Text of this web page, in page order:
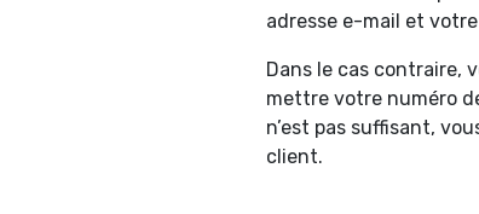
adresse e-mail et
Dans le cas contraire,
mettre votre numéro
n’est pas suffisant,
client.